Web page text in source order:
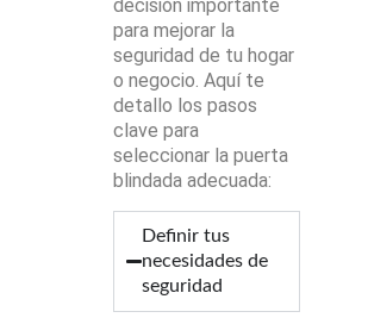
decisión importante
para mejorar la
seguridad de tu hogar
o negocio. Aquí te
detallo los pasos
clave para
seleccionar la puerta
blindada adecuada:
Definir tus
necesidades de
seguridad